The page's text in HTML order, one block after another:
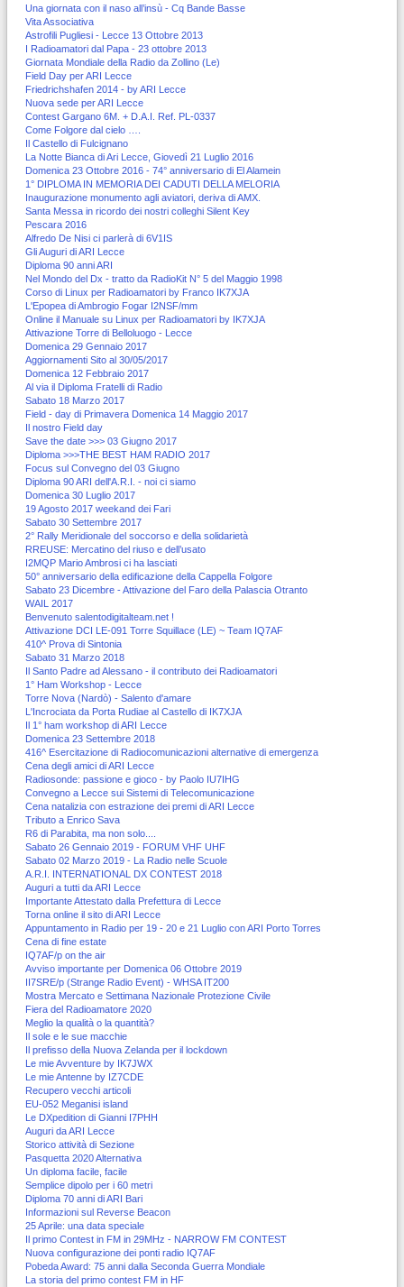
Una giornata con il naso all’insù - Cq Bande Basse
Vita Associativa
Astrofili Pugliesi - Lecce 13 Ottobre 2013
I Radioamatori dal Papa - 23 ottobre 2013
Giornata Mondiale della Radio da Zollino (Le)
Field Day per ARI Lecce
Friedrichshafen 2014 - by ARI Lecce
Nuova sede per ARI Lecce
Contest Gargano 6M. + D.A.I. Ref. PL-0337
Come Folgore dal cielo ….
Il Castello di Fulcignano
La Notte Bianca di Ari Lecce, Giovedì 21 Luglio 2016
Domenica 23 Ottobre 2016 - 74° anniversario di El Alamein
1° DIPLOMA IN MEMORIA DEI CADUTI DELLA MELORIA
Inaugurazione monumento agli aviatori, deriva di AMX.
Santa Messa in ricordo dei nostri colleghi Silent Key
Pescara 2016
Alfredo De Nisi ci parlerà di 6V1IS
Gli Auguri di ARI Lecce
Diploma 90 anni ARI
Nel Mondo del Dx - tratto da RadioKit N° 5 del Maggio 1998
Corso di Linux per Radioamatori by Franco IK7XJA
L'Epopea di Ambrogio Fogar I2NSF/mm
Online il Manuale su Linux per Radioamatori by IK7XJA
Attivazione Torre di Belloluogo - Lecce
Domenica 29 Gennaio 2017
Aggiornamenti Sito al 30/05/2017
Domenica 12 Febbraio 2017
Al via il Diploma Fratelli di Radio
Sabato 18 Marzo 2017
Field - day di Primavera Domenica 14 Maggio 2017
Il nostro Field day
Save the date >>> 03 Giugno 2017
Diploma >>>THE BEST HAM RADIO 2017
Focus sul Convegno del 03 Giugno
Diploma 90 ARI dell'A.R.I. - noi ci siamo
Domenica 30 Luglio 2017
19 Agosto 2017 weekand dei Fari
Sabato 30 Settembre 2017
2° Rally Meridionale del soccorso e della solidarietà
RREUSE: Mercatino del riuso e dell’usato
I2MQP Mario Ambrosi ci ha lasciati
50° anniversario della edificazione della Cappella Folgore
Sabato 23 Dicembre - Attivazione del Faro della Palascia Otranto
WAIL 2017
Benvenuto salentodigitalteam.net !
Attivazione DCI LE-091 Torre Squillace (LE) ~ Team IQ7AF
410^ Prova di Sintonia
Sabato 31 Marzo 2018
Il Santo Padre ad Alessano - il contributo dei Radioamatori
1° Ham Workshop - Lecce
Torre Nova (Nardò) - Salento d'amare
L'Incrociata da Porta Rudiae al Castello di IK7XJA
Il 1° ham workshop di ARI Lecce
Domenica 23 Settembre 2018
416^ Esercitazione di Radiocomunicazioni alternative di emergenza
Cena degli amici di ARI Lecce
Radiosonde: passione e gioco - by Paolo IU7IHG
Convegno a Lecce sui Sistemi di Telecomunicazione
Cena natalizia con estrazione dei premi di ARI Lecce
Tributo a Enrico Sava
R6 di Parabita, ma non solo....
Sabato 26 Gennaio 2019 - FORUM VHF UHF
Sabato 02 Marzo 2019 - La Radio nelle Scuole
A.R.I. INTERNATIONAL DX CONTEST 2018
Auguri a tutti da ARI Lecce
Importante Attestato dalla Prefettura di Lecce
Torna online il sito di ARI Lecce
Appuntamento in Radio per 19 - 20 e 21 Luglio con ARI Porto Torres
Cena di fine estate
IQ7AF/p on the air
Avviso importante per Domenica 06 Ottobre 2019
II7SRE/p (Strange Radio Event) - WHSA IT200
Mostra Mercato e Settimana Nazionale Protezione Civile
Fiera del Radioamatore 2020
Meglio la qualità o la quantità?
Il sole e le sue macchie
Il prefisso della Nuova Zelanda per il lockdown
Le mie Avventure by IK7JWX
Le mie Antenne by IZ7CDE
Recupero vecchi articoli
EU-052 Meganisi island
Le DXpedition di Gianni I7PHH
Auguri da ARI Lecce
Storico attività di Sezione
Pasquetta 2020 Alternativa
Un diploma facile, facile
Semplice dipolo per i 60 metri
Diploma 70 anni di ARI Bari
Informazioni sul Reverse Beacon
25 Aprile: una data speciale
Il primo Contest in FM in 29MHz - NARROW FM CONTEST
Nuova configurazione dei ponti radio IQ7AF
Pobeda Award: 75 anni dalla Seconda Guerra Mondiale
La storia del primo contest FM in HF